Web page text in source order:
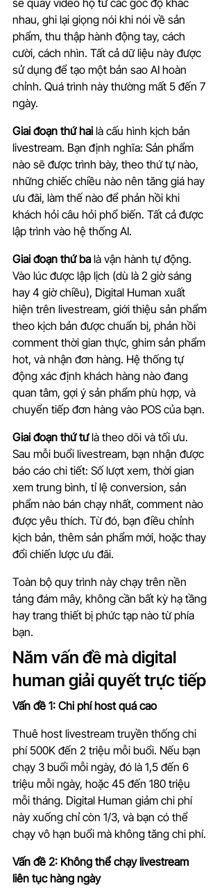
sẽ quay video họ từ các góc độ khác
nhau, ghi lại giọng nói khi nói về sản
phẩm, thu thập hành động tay, cách
cười, cách nhìn. Tất cả dữ liệu này được
sử dụng để tạo một bản sao AI hoàn
chỉnh. Quá trình này thường mất 5 đến 7
ngày.
Giai đoạn thứ hai là cấu hình kịch bản
livestream. Bạn định nghĩa: Sản phẩm
nào sẽ được trình bày, theo thứ tự nào,
những chiếc chiều nào nên tăng giá hay
ưu đãi, làm thế nào để phản hồi khi
khách hỏi câu hỏi phổ biến. Tất cả được
lập trình vào hệ thống AI.
Giai đoạn thứ ba là vận hành tự động.
Vào lúc được lập lịch (dù là 2 giờ sáng
hay 4 giờ chiều), Digital Human xuất
hiện trên livestream, giới thiệu sản phẩm
theo kịch bản được chuẩn bị, phản hồi
comment thời gian thực, ghim sản phẩm
hot, và nhận đơn hàng. Hệ thống tự
động xác định khách hàng nào đang
quan tâm, gợi ý sản phẩm phù hợp, và
chuyển tiếp đơn hàng vào POS của bạn.
Giai đoạn thứ tư là theo dõi và tối ưu.
Sau mỗi buổi livestream, bạn nhận được
báo cáo chi tiết: Số lượt xem, thời gian
xem trung bình, tỉ lệ conversion, sản
phẩm nào bán chạy nhất, comment nào
được yêu thích. Từ đó, bạn điều chỉnh
kịch bản, thêm sản phẩm mới, hoặc thay
đổi chiến lược ưu đãi.
Toàn bộ quy trình này chạy trên nền
tảng đám mây, không cần bất kỳ hạ tầng
hay trang thiết bị phức tạp nào từ phía
bạn.
Năm vấn đề mà digital
human giải quyết trực tiếp
Vấn đề 1: Chi phí host quá cao
Thuê host livestream truyền thống chi
phí 500K đến 2 triệu mỗi buổi. Nếu bạn
chạy 3 buổi mỗi ngày, đó là 1,5 đến 6
triệu mỗi ngày, hoặc 45 đến 180 triệu
mỗi tháng. Digital Human giảm chi phí
này xuống chỉ còn 1/3, và bạn có thể
chạy vô hạn buổi mà không tăng chi phí.
Vấn đề 2: Không thể chạy livestream
liên tục hàng ngày